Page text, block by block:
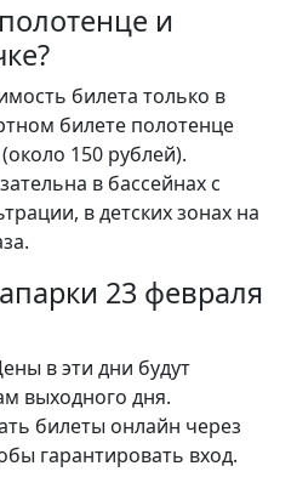
и
билета только в
билете полотенце
150 рублей).
в бассейнах с
в детских зонах на
23 февраля
в эти дни будут
выходного дня.
билеты онлайн через
гарантировать вход.